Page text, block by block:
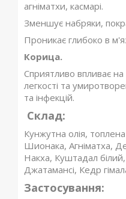
агніматхи, касмарі.
Зменшує набряки,
Проникає глибоко в
Корица.
Сприятливо впливає
легкості та
та інфекцій.
Склад:
Кунжутна олія,
Шионака, Агніматха,
Накха, Куштадал
Джатамансі, Кедр
Застосування: